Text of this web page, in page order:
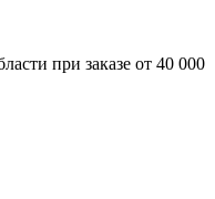
при заказе от 40 000